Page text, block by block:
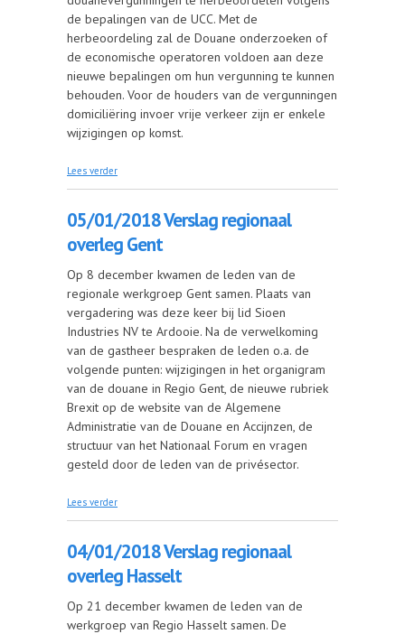
de bepalingen van de UCC. Met de
herbeoordeling zal de Douane onderzoeken of
de economische operatoren voldoen aan deze
nieuwe bepalingen om hun vergunning te kunnen
behouden. Voor de houders van de vergunningen
domiciliëring invoer vrije verkeer zijn er enkele
wijzigingen op komst.
Lees verder
05/01/2018 Verslag regionaal
overleg Gent
Op 8 december kwamen de leden van de
regionale werkgroep Gent samen. Plaats van
vergadering was deze keer bij lid Sioen
Industries NV te Ardooie. Na de verwelkoming
van de gastheer bespraken de leden o.a. de
volgende punten: wijzigingen in het organigram
van de douane in Regio Gent, de nieuwe rubriek
Brexit op de website van de Algemene
Administratie van de Douane en Accijnzen, de
structuur van het Nationaal Forum en vragen
gesteld door de leden van de privésector.
Lees verder
04/01/2018 Verslag regionaal
overleg Hasselt
Op 21 december kwamen de leden van de
werkgroep van Regio Hasselt samen. De